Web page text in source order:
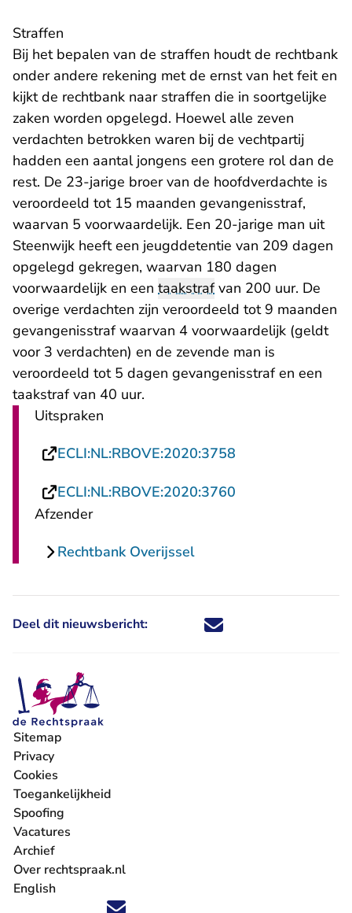
Straffen
Bij het bepalen van de straffen houdt de rechtbank
onder andere rekening met de ernst van het feit en
kijkt de rechtbank naar straffen die in soortgelijke
zaken worden opgelegd. Hoewel alle zeven
verdachten betrokken waren bij de vechtpartij
hadden een aantal jongens een grotere rol dan de
rest. De 23-jarige broer van de hoofdverdachte is
veroordeeld tot 15 maanden gevangenisstraf,
waarvan 5 voorwaardelijk. Een 20-jarige man uit
Steenwijk heeft een jeugddetentie van 209 dagen
opgelegd gekregen, waarvan 180 dagen
voorwaardelijk en een taakstrafvan 200 uur. De
overige verdachten zijn veroordeeld tot 9 maanden
gevangenisstraf waarvan 4 voorwaardelijk (geldt
voor 3 verdachten) en de zevende man is
veroordeeld tot 5 dagen gevangenisstraf en een
taakstraf van 40 uur.
Uitspraken
ECLI:NL:RBOVE:2020:3758
ECLI:NL:RBOVE:2020:3760
Afzender
Rechtbank Overijssel
Deel dit nieuwsbericht: Deel dit nieuwsbericht via X -
Deel dit nieuwsbericht via
Deel dit nieuwsbericht
Deel dit
Volg ons op X (Twitter) - U verlaat Rechtspraak.nl
Volg ons op Facebook - U verlaat Rechtspraak.nl
Volg ons op Instagram - U verlaat Rechtspraak.nl
Volg ons op Youtube - U verlaat Rechtspraak.nl
Volg ons op LinkedIn - U verlaat
'Blijf op de hoogte' nieuwsbrief - U verlaat
Sitemap
Privacy
Cookies
Toegankelijkheid
Spoofing
Vacatures
- U verlaat Rechtspraak.nl
Archief
Over rechtspraak.nl
English